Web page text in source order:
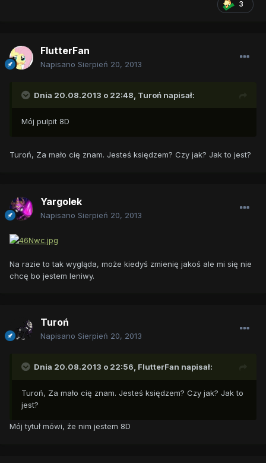
3
FlutterFan
Napisano Sierpień 20, 2013
Dnia 20.08.2013 o 22:48, Turoń napisał:
Mój pulpit 8D
Turoń, Za mało cię znam. Jesteś księdzem? Czy jak? Jak to jest?
Yargolek
Napisano Sierpień 20, 2013
Na razie to tak wygląda, może kiedyś zmienię jakoś ale mi się nie
chcę bo jestem leniwy.
Turoń
Napisano Sierpień 20, 2013
Dnia 20.08.2013 o 22:56, FlutterFan napisał:
Turoń, Za mało cię znam. Jesteś księdzem? Czy jak? Jak to
jest?
Mój tytuł mówi, że nim jestem 8D